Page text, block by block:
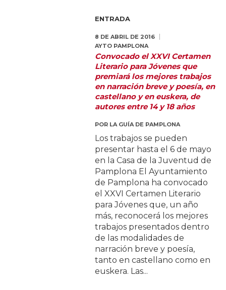
ENTRADA
8 DE ABRIL DE 2016
AYTO PAMPLONA
Convocado el XXVI Certamen
Literario para Jóvenes que
premiará los mejores trabajos
en narración breve y poesía, en
castellano y en euskera, de
autores entre 14 y 18 años
POR LA GUÍA DE PAMPLONA
Los trabajos se pueden
presentar hasta el 6 de mayo
en la Casa de la Juventud de
Pamplona El Ayuntamiento
de Pamplona ha convocado
el XXVI Certamen Literario
para Jóvenes que, un año
más, reconocerá los mejores
trabajos presentados dentro
de las modalidades de
narración breve y poesía,
tanto en castellano como en
euskera. Las...